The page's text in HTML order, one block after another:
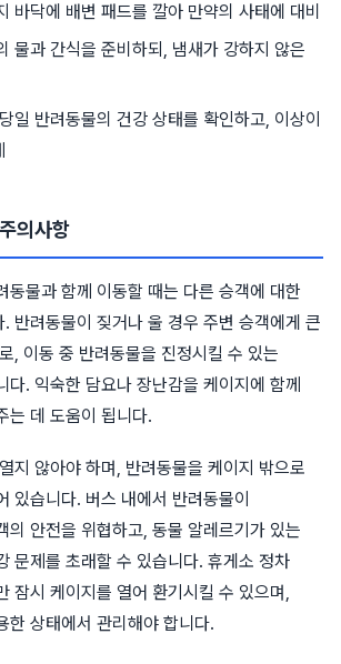
바닥에 배변 패드를 깔아 만약의 사태에 대비
물과 간식을 준비하되, 냄새가 강하지 않은
일 반려동물의 건강 상태를 확인하고, 이상이
의사항
동물과 함께 이동할 때는 다른 승객에 대한
반려동물이 짖거나 울 경우 주변 승객에게 큰
, 이동 중 반려동물을 진정시킬 수 있는
다. 익숙한 담요나 장난감을 케이지에 함께
는 데 도움이 됩니다.
지 않아야 하며, 반려동물을 케이지 밖으로
있습니다. 버스 내에서 반려동물이
의 안전을 위협하고, 동물 알레르기가 있는
문제를 초래할 수 있습니다. 휴게소 정차
잠시 케이지를 열어 환기시킬 수 있으며,
한 상태에서 관리해야 합니다.